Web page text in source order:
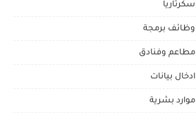
سكرتاريا
وظائف برمجة
مطاعم وفنادق
ادخال بيانات
موارد بشرية